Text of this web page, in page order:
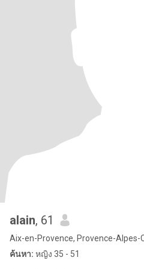
alain, 61
Aix-en-Provence, Provence-Alpes-
ค้นหา: หญิง 35 - 51